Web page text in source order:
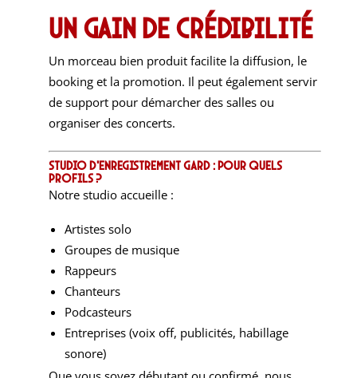
Un gain de crédibilité
Un morceau bien produit facilite la diffusion, le
booking et la promotion. Il peut également servir
de support pour démarcher des salles ou
organiser des concerts.
Studio d’enregistrement Gard : pour quels
profils ?
Notre studio accueille :
Artistes solo
Groupes de musique
Rappeurs
Chanteurs
Podcasteurs
Entreprises (voix off, publicités, habillage
sonore)